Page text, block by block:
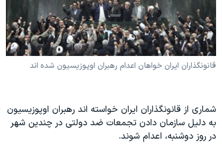
فرهنگ و زندگی
حقوق شهروندی
اقتصادی
علم و فناوری
آرشیو پخش زنده
مستندها
انتخابات ریاست جمهوری آمریکا ۲۰۲۴
حمله جمهوری اسلامی به اسرائیل
رمز مهسا
مجموعه مستندهای دادخواهی
تریبونال مردمی آبان ۹۸
دنبال کنید
قانونگذاران ایران خواهان اعدام رهبران اوپوزیسیون شده اند
شماری از قانونگذاران ایران خواسته اند رهبران اوپوزیسیون
به دلیل سازمان دادن تجمعات ضد دولتی در چندین شهر
در روز دوشنبه، اعدام شوند.